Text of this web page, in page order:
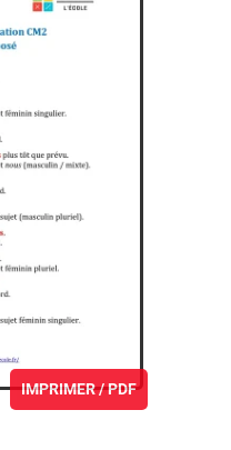
IMPRIMER / PDF